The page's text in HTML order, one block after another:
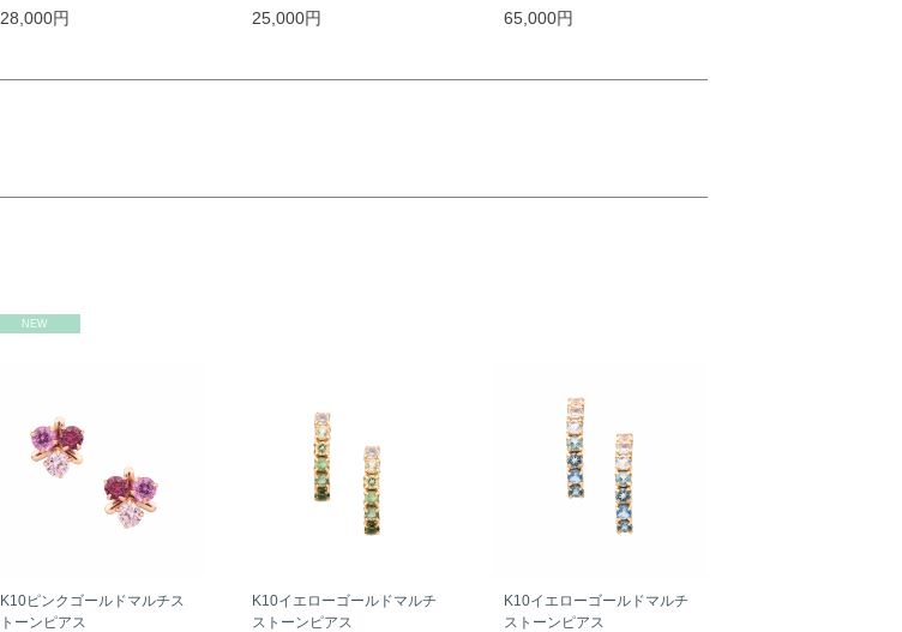
28,000円 25,000円 65,000円
NEW
K10ピンクゴールドマルチス
トーンピアス
K10イエローゴールドマルチ
ストーンピアス
K10イエローゴールドマルチ
ストーンピアス